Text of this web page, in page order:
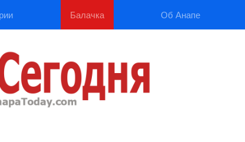
Балачка Об Анапе